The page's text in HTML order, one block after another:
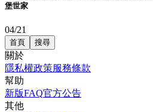
堡世家
04/21
首頁 搜尋
關於
隱私權政策服務條款
幫助
新版FAQ官方公告
其他